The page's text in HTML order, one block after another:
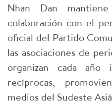
Nhan Dan
colaboración con el
oficial del Partido
las asociaciones de
organizan cada año
recíprocas,
medios del Sudeste